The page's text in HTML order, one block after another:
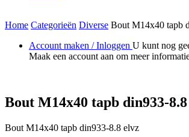
Home Categorieën Diverse Bout M14x40 tapb
Account maken / Inloggen U kunt nog
Maak een account aan om meer
Bout M14x40 tapb din933-
Bout M14x40 tapb din933-8.8 elvz